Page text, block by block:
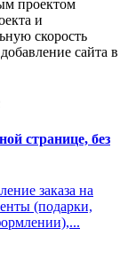
проектом
и
скорость
сайта в
странице, без
заказа на
(подарки,